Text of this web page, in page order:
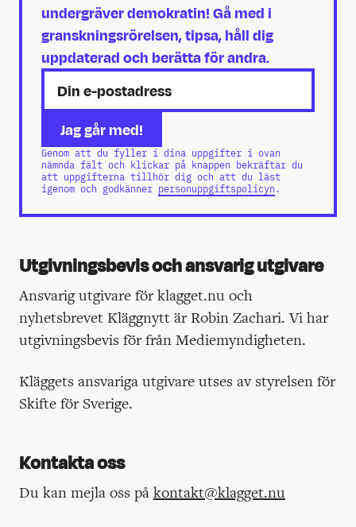
undergräver demokratin! Gå med i
granskningsrörelsen, tipsa, håll dig
uppdaterad och berätta för andra.
Genom att du fyller i dina uppgifter i ovan
nämnda fält och klickar på knappen bekräftar du
att uppgifterna tillhör dig och att du läst
igenom och godkänner personuppgiftspolicyn.
Utgivningsbevis och ansvarig utgivare
Ansvarig utgivare för klagget.nu och
nyhetsbrevet Kläggnytt är Robin Zachari. Vi har
utgivningsbevis för från Mediemyndigheten.
Kläggets ansvariga utgivare utses av styrelsen för
Skifte för Sverige.
Kontakta oss
Du kan mejla oss på kontakt@klagget.nu